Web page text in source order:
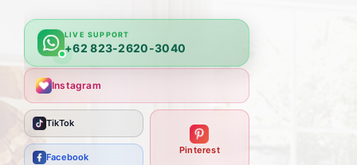
LIVE SUPPORT
+62 823-2620-3040
Instagram
TikTok
Facebook
Pinterest